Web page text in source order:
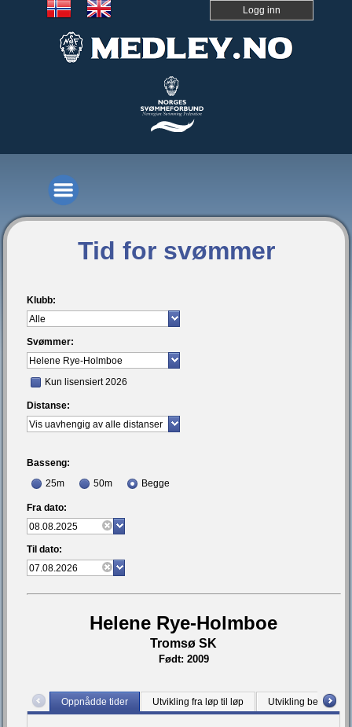
Logg inn
Tid for svømmer
Klubb:
Svømmer:
Kun lisensiert 2026
Distanse:
Basseng:
25m
50m Begge
Fra dato:
Til dato:
Helene Rye-Holmboe
Tromsø SK
Født: 2009
Oppnådde tider Utvikling fra løp til løp Utvikling bestetid